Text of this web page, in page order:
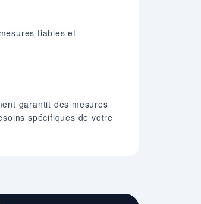
fiables et
garantit des mesures
spécifiques de votre